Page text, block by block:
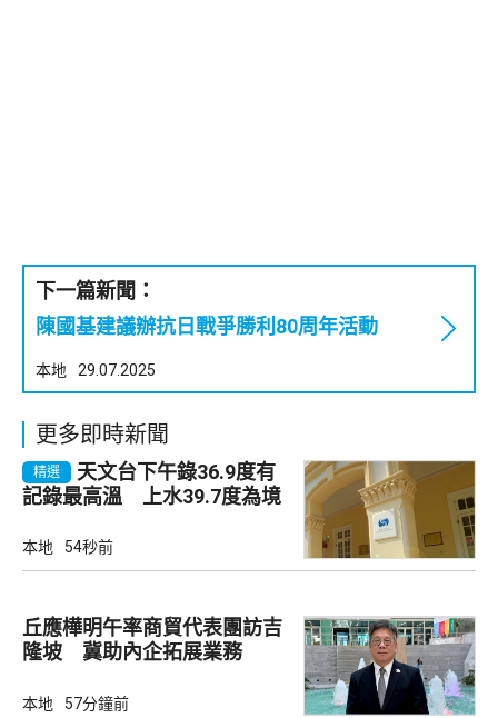
下一篇新聞：
陳國基建議辦抗日戰爭勝利80周年活動
本地 29.07.2025
更多即時新聞
精選
天文台下午錄36.9度有
記錄最高溫 上水39.7度為境
本地 54秒前
丘應樺明午率商貿代表團訪吉
隆坡 冀助內企拓展業務
本地 57分鐘前